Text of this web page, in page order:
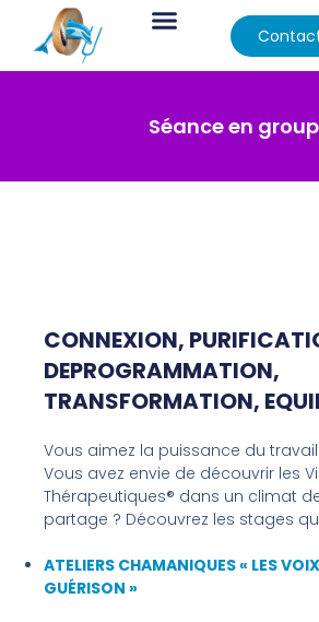
Séance en
CONNEXION,
DEPROGRAMMATION,
TRANSFORMATION,
Vous aimez la puissance du
Vous avez envie de découvrir les
Thérapeutiques® dans un climat
partage ? Découvrez les stages
ATELIERS CHAMANIQUES « LES
GUÉRISON »